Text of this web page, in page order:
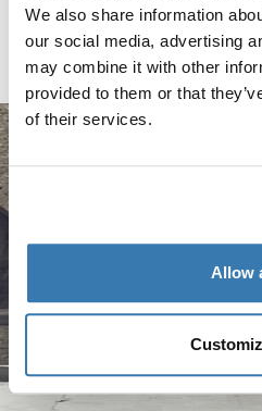
We also share information
our social media, advertising
may combine it with other
provided to them or that
of their services.
Allow
429,00 kr.
Sammenlign produkt